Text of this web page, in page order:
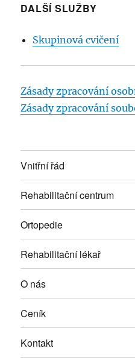
DALŠÍ SLUŽBY
Skupinová cvičení
Zásady zpracování
Zásady zpracování
Vnitřní řád
Rehabilitační centrum
Ortopedie
Rehabilitační lékař
O nás
Ceník
Kontakt